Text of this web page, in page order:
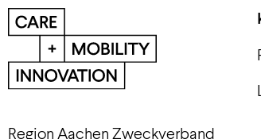
Region Aachen Zweckverband